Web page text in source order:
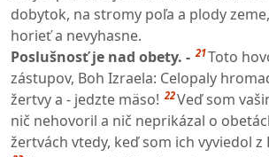
dobytok, na stromy poľa a plody
horieť a nevyhasne.
Poslušnosť je nad obety. - 21Toto
zástupov, Boh Izraela: Celopaly
žertvy a - jedzte mäso! 22Veď som
nič nehovoril a nič neprikázal o
žertvách vtedy, keď som ich vyviedol z